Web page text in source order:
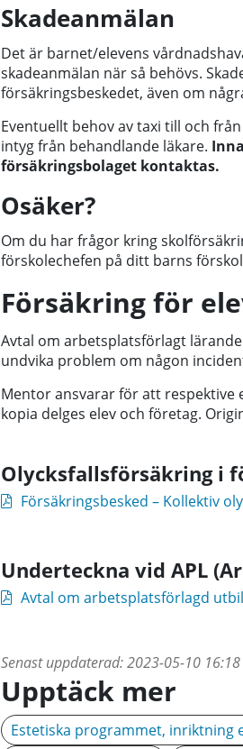
Skadeanmälan
Det är barnet/elevens
skadeanmälan när så behövs.
försäkringsbeskedet, även om
Eventuellt behov av taxi till och
intyg från behandlande läkare.
försäkringsbolaget kontaktas.
Osäker?
Om du har frågor kring
förskolechefen på ditt barns
Försäkring för
Avtal om arbetsplatsförlagt
undvika problem om någon
Mentor ansvarar för att respektive
kopia delges elev och företag.
Olycksfallsförsäkring i
Försäkringsbesked – Kollektiv
Underteckna vid APL
Avtal om arbetsplatsförlagd
Senast uppdaterad:2023-05-10 16:18
Upptäck mer
Estetiska programmet, inriktning